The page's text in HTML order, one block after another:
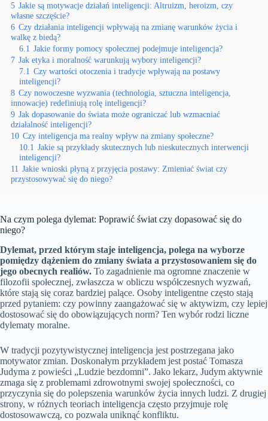
5 Jakie są motywacje działań inteligencji: Altruizm, heroizm, czy
własne szczęście?
6 Czy działania inteligencji wpływają na zmianę warunków życia i
walkę z biedą?
6.1 Jakie formy pomocy społecznej podejmuje inteligencja?
7 Jak etyka i moralność warunkują wybory inteligencji?
7.1 Czy wartości otoczenia i tradycje wpływają na postawy
inteligencji?
8 Czy nowoczesne wyzwania (technologia, sztuczna inteligencja,
innowacje) redefiniują rolę inteligencji?
9 Jak dopasowanie do świata może ograniczać lub wzmacniać
działalność inteligencji?
10 Czy inteligencja ma realny wpływ na zmiany społeczne?
10.1 Jakie są przykłady skutecznych lub nieskutecznych interwencji
inteligencji?
11 Jakie wnioski płyną z przyjęcia postawy: Zmieniać świat czy
przystosowywać się do niego?
Na czym polega dylemat: Poprawić świat czy dopasować się do
niego?
Dylemat, przed którym staje inteligencja, polega na wyborze
pomiędzy dążeniem do zmiany świata a przystosowaniem się do
jego obecnych realiów. To zagadnienie ma ogromne znaczenie w
filozofii społecznej, zwłaszcza w obliczu współczesnych wyzwań,
które stają się coraz bardziej palące. Osoby inteligentne często stają
przed pytaniem: czy powinny zaangażować się w aktywizm, czy lepiej
dostosować się do obowiązujących norm? Ten wybór rodzi liczne
dylematy moralne.
W tradycji pozytywistycznej inteligencja jest postrzegana jako
motywator zmian. Doskonałym przykładem jest postać Tomasza
Judyma z powieści „Ludzie bezdomni”. Jako lekarz, Judym aktywnie
zmaga się z problemami zdrowotnymi swojej społeczności, co
przyczynia się do polepszenia warunków życia innych ludzi. Z drugiej
strony, w różnych teoriach inteligencja często przyjmuje rolę
dostosowawczą, co pozwala uniknąć konfliktu.